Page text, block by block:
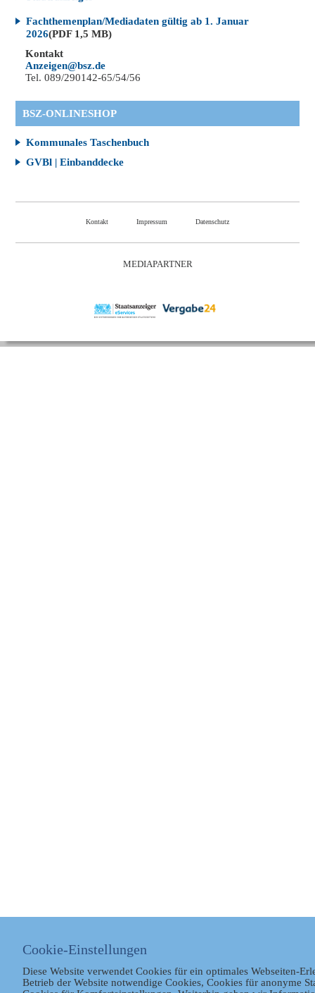
Fachthemenplan/Mediadaten gültig ab 1. Januar
2026(PDF 1,5 MB)
Kontakt
Anzeigen@bsz.de
Tel. 089/290142-65/54/56
BSZ-ONLINESHOP
Kommunales Taschenbuch
GVBl | Einbanddecke
Kontakt Impressum Datenschutz
MEDIAPARTNER
Cookie-Einstellungen
Diese Website verwendet Cookies für ein optimales Webseiten-
Betrieb der Website notwendige Cookies, Cookies für anonyme